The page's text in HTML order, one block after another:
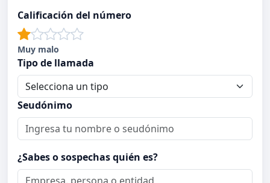
Calificación del número
Muy malo
Tipo de llamada
Seudónimo
¿Sabes o sospechas quién es?